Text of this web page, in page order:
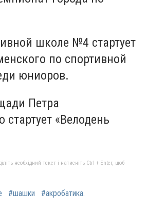
школе №4 стартует
по спортивной
юниоров.
Петра
«Велодень
необхідний текст і натисніть Ctrl + Enter, щоб
#шашки #акробатика.